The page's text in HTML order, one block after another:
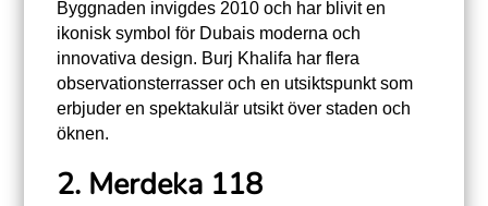
Byggnaden invigdes 2010 och har blivit en
ikonisk symbol för Dubais moderna och
innovativa design. Burj Khalifa har flera
observationsterrasser och en utsiktspunkt som
erbjuder en spektakulär utsikt över staden och
öknen.
2. Merdeka 118